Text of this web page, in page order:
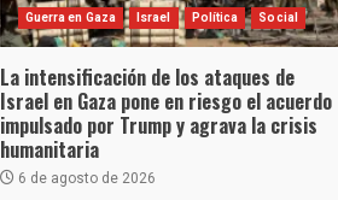
Guerra en Gaza Israel Política Social
La intensificación de los ataques de
Israel en Gaza pone en riesgo el acuerdo
impulsado por Trump y agrava la crisis
humanitaria
6 de agosto de 2026